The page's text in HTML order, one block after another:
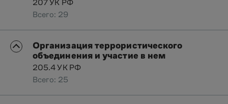
207 УК РФ
Всего: 29
Организация террористического
объединения и участие в нем
205.4 УК РФ
Всего: 25